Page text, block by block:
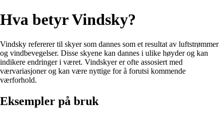
Hva betyr Vindsky?
Vindsky refererer til skyer som dannes som et resultat av luftstrømmer
og vindbevegelser. Disse skyene kan dannes i ulike høyder og kan
indikere endringer i været. Vindskyer er ofte assosiert med
værvariasjoner og kan være nyttige for å forutsi kommende
værforhold.
Eksempler på bruk